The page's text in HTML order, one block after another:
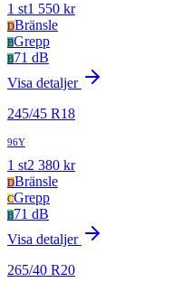
1 st1 550 kr
DBränsle
BGrepp
B71 dB
Visa detaljer
245/45 R18
96Y
1 st2 380 kr
DBränsle
CGrepp
B71 dB
Visa detaljer
265/40 R20